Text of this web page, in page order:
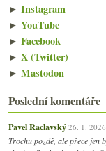
► Instagram
► YouTube
► Facebook
► X (Twitter)
► Mastodon
Poslední komentáře
Pavel Raclavský 26. 1. 2026
Trochu pozdě, ale přece jen